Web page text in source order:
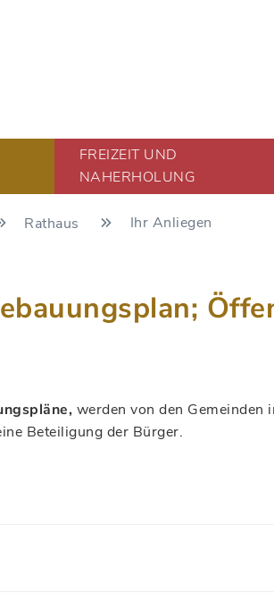
FREIZEIT UND
NAHERHOLUNG
Rathaus Ihr Anliegen
werden von den Gemeinden
Beteiligung der Bürger.